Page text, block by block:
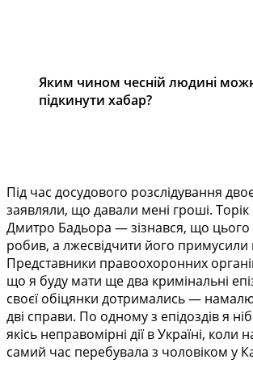
Яким чином чесній людині
підкинути хабар?
Під час досудового розслідування двоє
заявляли, що давали мені гроші.
Дмитро Бадьора — зізнався, що цього
робив, а лжесвідчити його примусили
Представники правоохоронних
що я буду мати ще два кримінальні
своєї обіцянки дотримались —
дві справи. По одному з епідоздів я
якісь неправомірні дії в Україні, коли
самий час перебувала з чоловіком у